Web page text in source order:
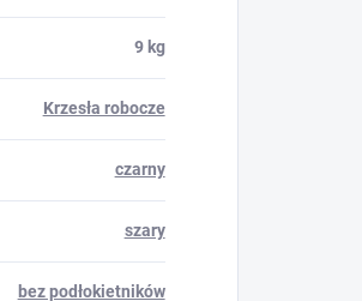
9 kg
Krzesła robocze
czarny
szary
bez podłokietników